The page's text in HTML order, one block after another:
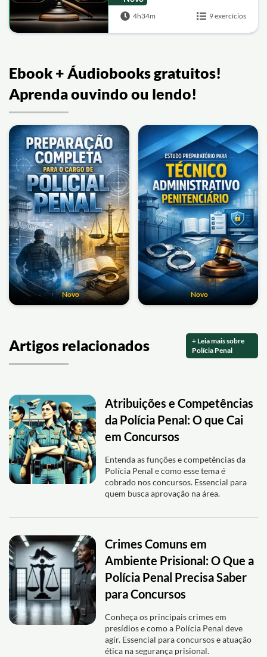
4h34m 9 exercícios
Ebook + Áudiobooks gratuitos!
Aprenda ouvindo ou lendo!
Novo Novo
Artigos relacionados
+ Leia mais sobre
Polícia Penal
Atribuições e Competências
da Polícia Penal: O que Cai
em Concursos
Entenda as funções e competências da
Polícia Penal e como esse tema é
cobrado nos concursos. Essencial para
quem busca aprovação na área.
Crimes Comuns em
Ambiente Prisional: O Que a
Polícia Penal Precisa Saber
para Concursos
Conheça os principais crimes em
presídios e como a Polícia Penal deve
agir. Essencial para concursos e atuação
ética na segurança prisional.